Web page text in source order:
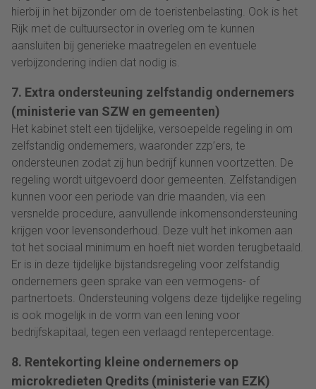
hierbij in het bijzonder om de toeristenbelasting. Ook is het
Rijk met de cultuursector in overleg om te kunnen
aansluiten bij generieke maatregelen en eventuele
verbijzondering indien dat nodig is.
7. Extra ondersteuning zelfstandig ondernemers
(ministerie van SZW en gemeenten)
Het kabinet stelt een tijdelijke, versoepelde regeling in om
zelfstandig ondernemers, waaronder zzp’ers, te
ondersteunen zodat zij hun bedrijf kunnen voortzetten. De
regeling wordt uitgevoerd door gemeenten. Zelfstandigen
kunnen voor een periode van drie maanden, via een
versnelde procedure, aanvullende inkomensondersteuning
krijgen voor levensonderhoud. Deze vult het inkomen aan
tot het sociaal minimum en hoeft niet worden terugbetaald.
Er is in deze tijdelijke bijstandsregeling voor zelfstandig
ondernemers geen sprake van een vermogens- of
partnertoets. Ondersteuning volgens deze tijdelijke regeling
is ook mogelijk in de vorm van een lening voor
bedrijfskapitaal, tegen een verlaagd rentepercentage.
8. Rentekorting kleine ondernemers op
microkredieten Qredits (ministerie van EZK)